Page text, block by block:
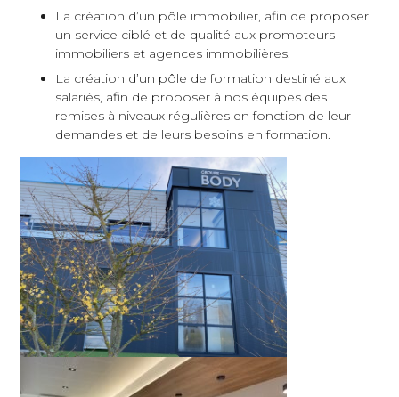
La création d’un pôle immobilier, afin de proposer
un service ciblé et de qualité aux promoteurs
immobiliers et agences immobilières.
La création d’un pôle de formation destiné aux
salariés, afin de proposer à nos équipes des
remises à niveaux régulières en fonction de leur
demandes et de leurs besoins en formation.